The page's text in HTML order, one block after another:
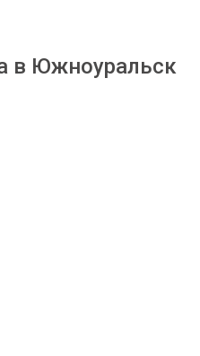
в Южноуральск